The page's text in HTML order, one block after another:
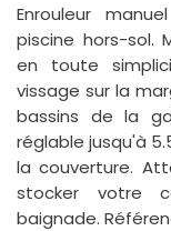
Enrouleur
piscine hors-sol.
en toute
vissage sur la
bassins de la
réglable jusqu'à
la couverture.
stocker votre
baignade.